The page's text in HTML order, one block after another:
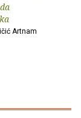
Artnam